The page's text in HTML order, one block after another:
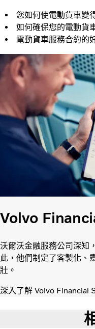
您如何使電動貨車變
如何確保您的電動貨
電動貨車服務合約的
Volvo
沃爾沃金融服務公司深知
此，他們制定了客製化、
壯。
深入了解 Volvo Financial